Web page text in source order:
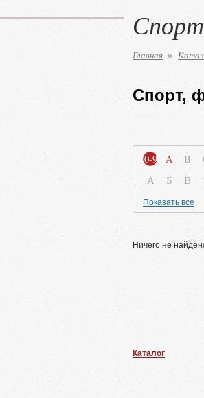
Главная »
Спорт,
0-9 A B
А
Б В
Показать все
Ничего не
Каталог